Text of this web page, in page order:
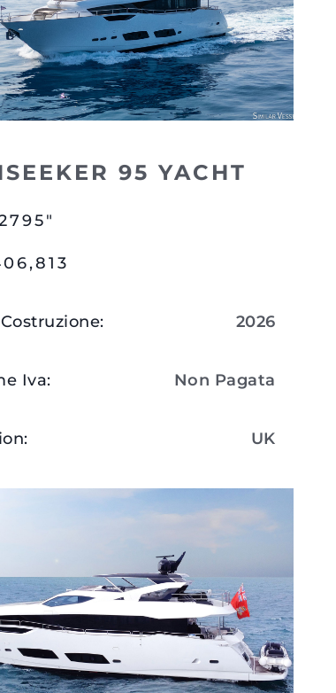
95 YACHT
: 2026
Iva: Non Pagata
: UK
Dettagli